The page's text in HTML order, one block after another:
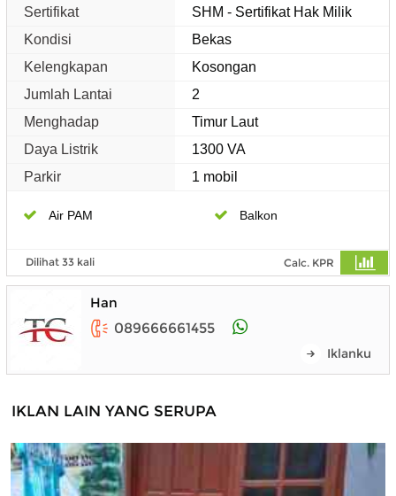
Sertifikat
SHM - Sertifikat Hak Milik
Kondisi
Bekas
Kelengkapan
Kosongan
Jumlah Lantai
2
Menghadap
Timur Laut
Daya Listrik
1300 VA
Parkir
1 mobil
Air PAM Balkon
Dilihat 33 kali Calc. KPR
Han
089666661455
Iklanku
IKLAN LAIN YANG SERUPA